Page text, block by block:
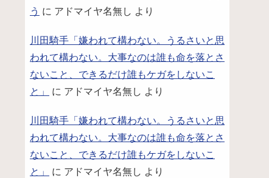
う に アドマイヤ名無し より
川田騎手「嫌われて構わない。うるさいと思
われて構わない。大事なのは誰も命を落とさ
ないこと、できるだけ誰もケガをしないこ
と」
に アドマイヤ名無し より
川田騎手「嫌われて構わない。うるさいと思
われて構わない。大事なのは誰も命を落とさ
ないこと、できるだけ誰もケガをしないこ
と」
に アドマイヤ名無し より